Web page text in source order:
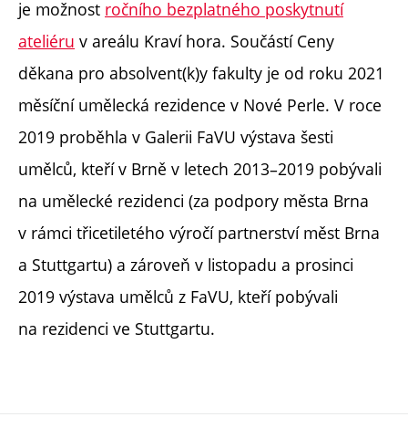
je možnost ročního bezplatného poskytnutí
ateliéru v areálu Kraví hora. Součástí Ceny
děkana pro absolvent(k)y fakulty je od roku 2021
měsíční umělecká rezidence v Nové Perle. V roce
2019 proběhla v Galerii FaVU výstava šesti
umělců, kteří v Brně v letech 2013–2019 pobývali
na umělecké rezidenci (za podpory města Brna
v rámci třicetiletého výročí partnerství měst Brna
a Stuttgartu) a zároveň v listopadu a prosinci
2019 výstava umělců z FaVU, kteří pobývali
na rezidenci ve Stuttgartu.